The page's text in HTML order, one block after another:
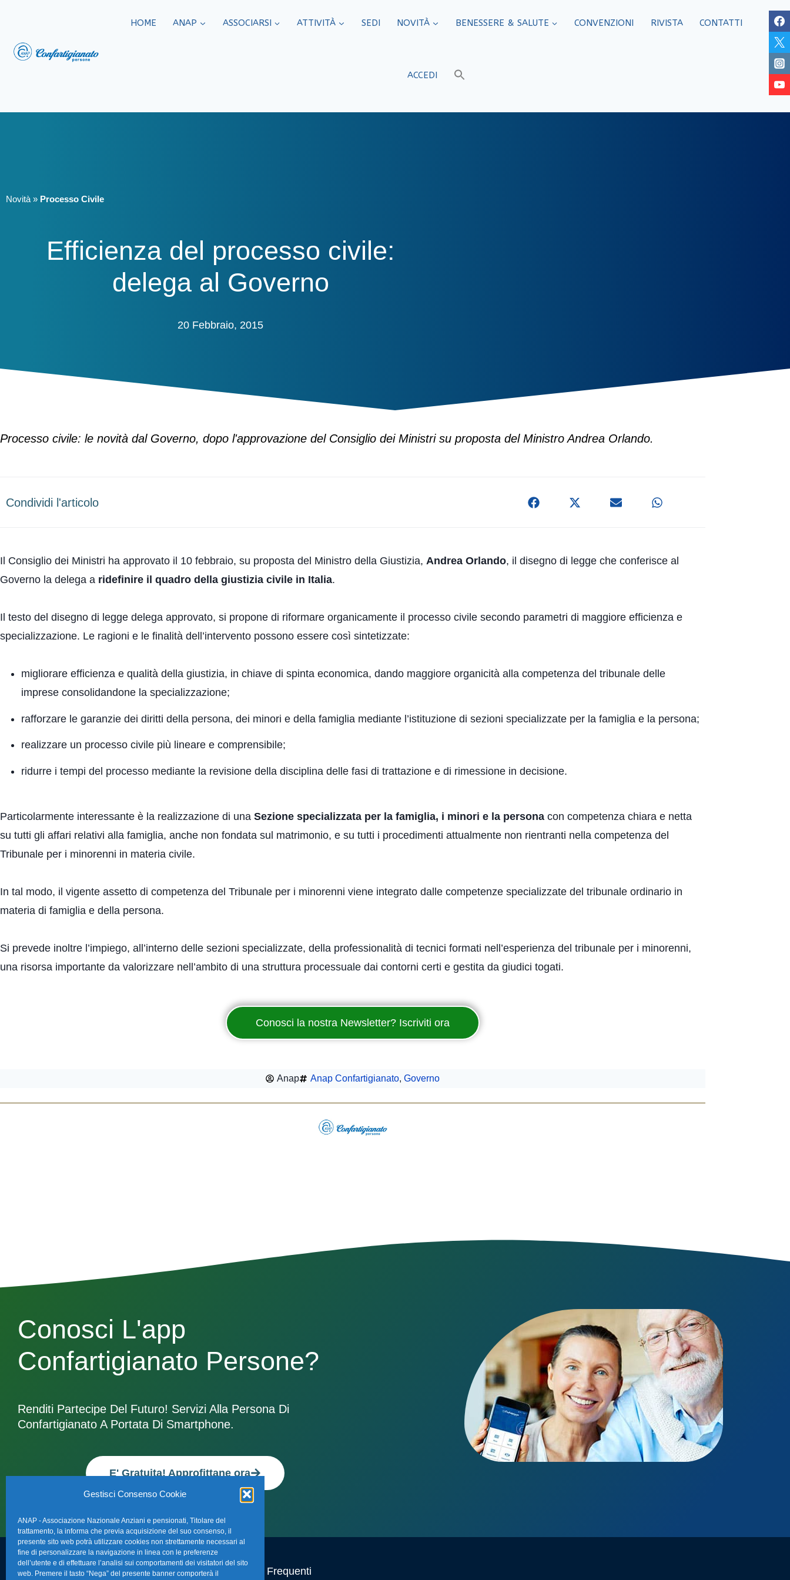
Gestisci Consenso Cookie
ANAP - Associazione Nazionale Anziani e pensionati, Titolare del
trattamento, la informa che previa acquisizione del suo consenso, il
presente sito web potrà utilizzare cookies non strettamente necessari al
fine di personalizzare la navigazione in linea con le preferenze
dell’utente e di effettuare l’analisi sui comportamenti dei visitatori del sito
web. Premere il tasto “Nega” del presente banner comporterà il
HOME ANAP ASSOCIARSI ATTIVITÀ SEDI​ NOVITÀ BENESSERE & SALUTE CONVENZIONI RIVISTA CONTATTI
ACCEDI
Novità » Processo Civile
Efficienza del processo civile:
delega al Governo
20 Febbraio, 2015
Processo civile: le novità dal Governo, dopo l'approvazione del Consiglio dei Ministri su proposta del Ministro Andrea Orlando.
Condividi l'articolo
Il Consiglio dei Ministri ha approvato il 10 febbraio, su proposta del Ministro della Giustizia, Andrea Orlando, il disegno di legge che conferisce al
Governo la delega a ridefinire il quadro della giustizia civile in Italia.
Il testo del disegno di legge delega approvato, si propone di riformare organicamente il processo civile secondo parametri di maggiore efficienza e
specializzazione. Le ragioni e le finalità dell’intervento possono essere così sintetizzate:
migliorare efficienza e qualità della giustizia, in chiave di spinta economica, dando maggiore organicità alla competenza del tribunale delle
imprese consolidandone la specializzazione;
rafforzare le garanzie dei diritti della persona, dei minori e della famiglia mediante l’istituzione di sezioni specializzate per la famiglia e la persona;
realizzare un processo civile più lineare e comprensibile;
ridurre i tempi del processo mediante la revisione della disciplina delle fasi di trattazione e di rimessione in decisione.
Particolarmente interessante è la realizzazione di una Sezione specializzata per la famiglia, i minori e la persona con competenza chiara e netta
su tutti gli affari relativi alla famiglia, anche non fondata sul matrimonio, e su tutti i procedimenti attualmente non rientranti nella competenza del
Tribunale per i minorenni in materia civile.
In tal modo, il vigente assetto di competenza del Tribunale per i minorenni viene integrato dalle competenze specializzate del tribunale ordinario in
materia di famiglia e della persona.
Si prevede inoltre l’impiego, all’interno delle sezioni specializzate, della professionalità di tecnici formati nell’esperienza del tribunale per i minorenni,
una risorsa importante da valorizzare nell’ambito di una struttura processuale dai contorni certi e gestita da giudici togati.
Conosci la nostra Newsletter? Iscriviti ora
Anap Anap Confartigianato, Governo
Conosci L'app
Confartigianato Persone?
Renditi Partecipe Del Futuro! Servizi Alla Persona Di
Confartigianato A Portata Di Smartphone.
E' Gratuita! Approfittane ora
Sede Nazionale Anap Confartigianato: FAQ – Domande Frequenti